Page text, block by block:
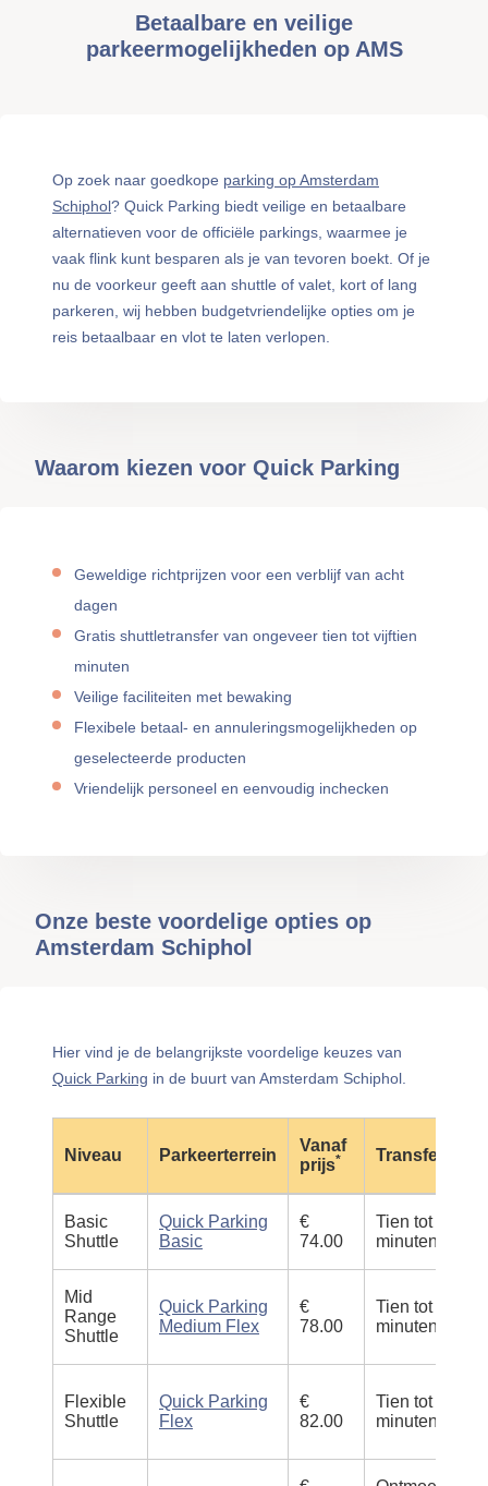
Betaalbare en veilige
parkeermogelijkheden op AMS
Op zoek naar goedkope parking op Amsterdam
Schiphol? Quick Parking biedt veilige en betaalbare
alternatieven voor de officiële parkings, waarmee je
vaak flink kunt besparen als je van tevoren boekt. Of je
nu de voorkeur geeft aan shuttle of valet, kort of lang
parkeren, wij hebben budgetvriendelijke opties om je
reis betaalbaar en vlot te laten verlopen.
Waarom kiezen voor Quick Parking
Geweldige richtprijzen voor een verblijf van acht
dagen
Gratis shuttletransfer van ongeveer tien tot vijftien
minuten
Veilige faciliteiten met bewaking
Flexibele betaal- en annuleringsmogelijkheden op
geselecteerde producten
Vriendelijk personeel en eenvoudig inchecken
Onze beste voordelige opties op
Amsterdam Schiphol
Hier vind je de belangrijkste voordelige keuzes van
Quick Parking in de buurt van Amsterdam Schiphol.
Niveau Parkeerterrein
Vanaf
prijs* Transfer
Basic
Shuttle
Quick Parking
Basic
€
74.00
Tien tot vijftien
minuten
Mid
Range
Shuttle
Quick Parking
Medium Flex
€
78.00
Tien tot vijftien
minuten
Flexible
Shuttle
Quick Parking
Flex
€
82.00
Tien tot vijftien
minuten